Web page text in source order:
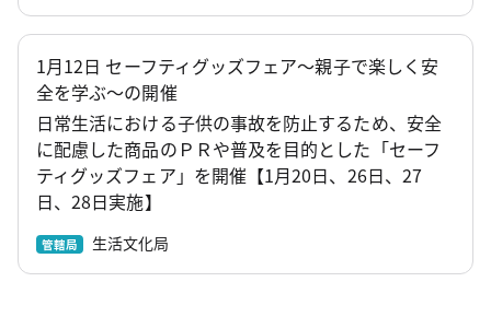
1月12日 セーフティグッズフェア～親子で楽しく安
全を学ぶ～の開催
日常生活における子供の事故を防止するため、安全
に配慮した商品のＰＲや普及を目的とした「セーフ
ティグッズフェア」を開催【1月20日、26日、27
日、28日実施】
管轄局 生活文化局